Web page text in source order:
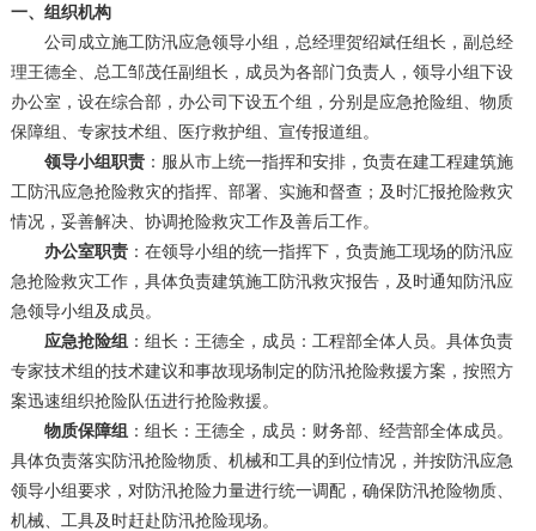
一、组织机构
公司成立施工防汛应急领导小组，总经理贺绍斌任组长，副总经
理王德全、总工邹茂任副组长，成员为各部门负责人，领导小组下设
办公室，设在综合部，办公司下设五个组，分别是应急抢险组、物质
保障组、专家技术组、医疗救护组、宣传报道组。
领导小组职责：服从市上统一指挥和安排，负责在建工程建筑施
工防汛应急抢险救灾的指挥、部署、实施和督查；及时汇报抢险救灾
情况，妥善解决、协调抢险救灾工作及善后工作。
办公室职责：在领导小组的统一指挥下，负责施工现场的防汛应
急抢险救灾工作，具体负责建筑施工防汛救灾报告，及时通知防汛应
急领导小组及成员。
应急抢险组 ：组长：王德全，成员：工程部全体人员。具体负责
专家技术组的技术建议和事故现场制定的防汛抢险救援方案，按照方
案迅速组织抢险队伍进行抢险救援。
物质保障组 ：组长：王德全，成员：财务部、经营部全体成员。
具体负责落实防汛抢险物质、机械和工具的到位情况，并按防汛应急
领导小组要求，对防汛抢险力量进行统一调配，确保防汛抢险物质、
机械、工具及时赶赴防汛抢险现场。